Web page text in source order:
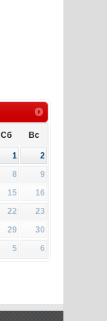
Сб Вс
1
2
8
9
15
16
22
23
29
30
5 6